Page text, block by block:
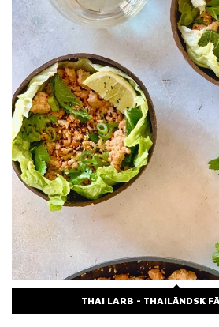
THAI LARB - THAILÄNDSK